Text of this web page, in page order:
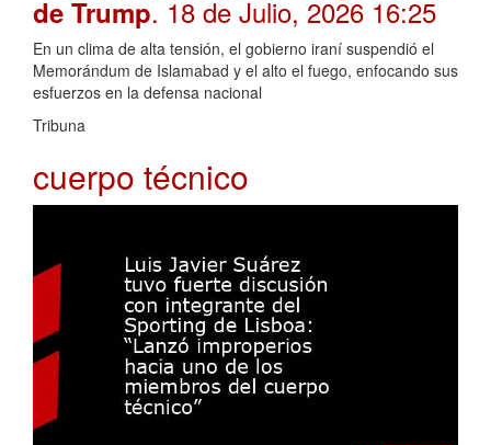
de Trump. 18 de Julio, 2026 16:25
En un clima de alta tensión, el gobierno iraní suspendió el
Memorándum de Islamabad y el alto el fuego, enfocando sus
esfuerzos en la defensa nacional
Tribuna
cuerpo técnico